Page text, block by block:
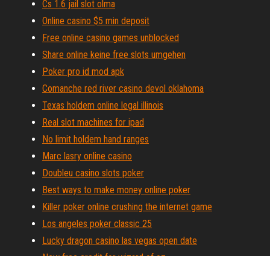
Cs 1.6 jail slot olma
Online casino $5 min deposit
Free online casino games unblocked
Share online keine free slots umgehen
Poker pro id mod apk
Comanche red river casino devol oklahoma
Texas holdem online legal illinois
Real slot machines for ipad
No limit holdem hand ranges
Marc lasry online casino
Doubleu casino slots poker
Best ways to make money online poker
Killer poker online crushing the internet game
Los angeles poker classic 25
Lucky dragon casino las vegas open date